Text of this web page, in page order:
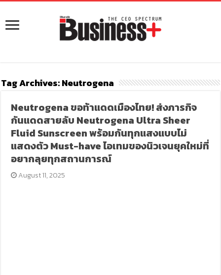
Tag Archives:Neutrogena
Neutrogena ขอท้าแดดเมืองไทย! ส่งภารกิจ
กันแดดสายลับ Neutrogena Ultra Sheer
Fluid Sunscreen พร้อมกันทุกแสงแบบไม่
แสดงตัว Must-have ไอเทมของนิวเจนยุคใหม่ที่
อยากลุยทุกสถานการณ์
August 11, 2025